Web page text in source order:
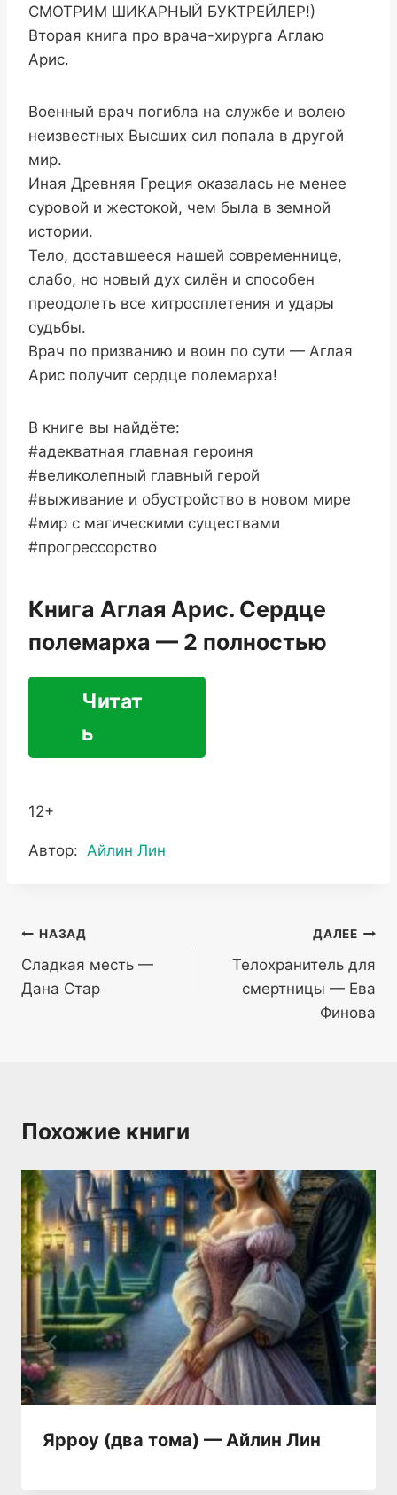
СМОТРИМ ШИКАРНЫЙ БУКТРЕЙЛЕР!)
Вторая книга про врача-хирурга Аглаю
Арис.
Военный врач погибла на службе и волею
неизвестных Высших сил попала в другой
мир.
Иная Древняя Греция оказалась не менее
суровой и жестокой, чем была в земной
истории.
Тело, доставшееся нашей современнице,
слабо, но новый дух силён и способен
преодолеть все хитросплетения и удары
судьбы.
Врач по призванию и воин по сути — Аглая
Арис получит сердце полемарха!
В книге вы найдёте:
#адекватная главная героиня
#великолепный главный герой
#выживание и обустройство в новом мире
#мир с магическими существами
#прогрессорство
Книга Аглая Арис. Сердце
полемарха — 2 полностью
Читат
ь
12+
Метки
Автор: Айлин Лин
Навигация
по
записям
НАЗАД
Сладкая месть —
Дана Стар
ДАЛЕЕ
Телохранитель для
смертницы — Ева
Финова
Похожие книги
Ярроу (два тома) — Айлин Лин